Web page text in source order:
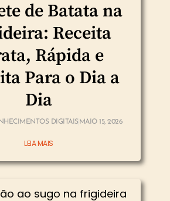
de Batata na
Receita
Rápida e
Para o Dia a
Dia
DIGITAIS MAIO 15, 2026
LEIA MAIS